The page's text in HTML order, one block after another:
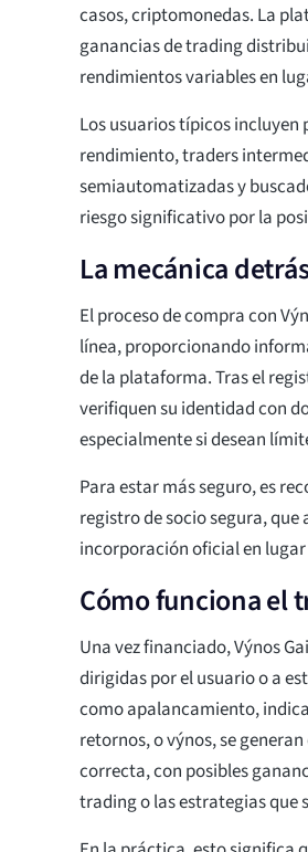
casos, criptomonedas. La
ganancias de trading
rendimientos variables en
Los usuarios típicos
rendimiento, traders
semiautomatizadas y
riesgo significativo por la
La mecánica
El proceso de compra con
línea, proporcionando
de la plataforma. Tras el
verifiquen su identidad con
especialmente si desean
Para estar más seguro, es
registro de socio segura,
incorporación oficial en
Cómo funciona el
Una vez financiado, Výnos
dirigidas por el usuario o a
como apalancamiento,
retornos, o výnos, se
correcta, con posibles
trading o las estrategias que